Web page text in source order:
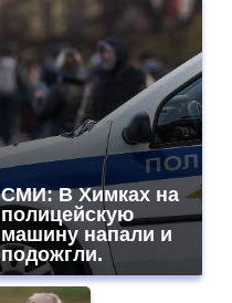
СМИ: В Химках на
полицейскую
машину напали и
подожгли.